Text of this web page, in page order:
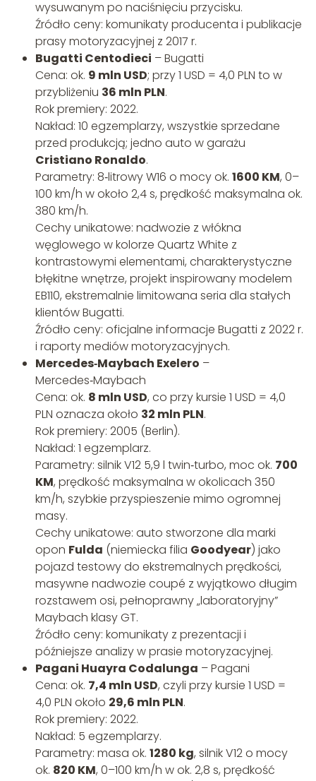
wysuwanym po naciśnięciu przycisku.
Źródło ceny: komunikaty producenta i publikacje
prasy motoryzacyjnej z 2017 r.
Bugatti Centodieci – Bugatti
Cena: ok. 9 mln USD; przy 1 USD = 4,0 PLN to w
przybliżeniu 36 mln PLN.
Rok premiery: 2022.
Nakład: 10 egzemplarzy, wszystkie sprzedane
przed produkcją; jedno auto w garażu
Cristiano Ronaldo.
Parametry: 8‑litrowy W16 o mocy ok. 1600 KM, 0–
100 km/h w około 2,4 s, prędkość maksymalna ok.
380 km/h.
Cechy unikatowe: nadwozie z włókna
węglowego w kolorze Quartz White z
kontrastowymi elementami, charakterystyczne
błękitne wnętrze, projekt inspirowany modelem
EB110, ekstremalnie limitowana seria dla stałych
klientów Bugatti.
Źródło ceny: oficjalne informacje Bugatti z 2022 r.
i raporty mediów motoryzacyjnych.
Mercedes‑Maybach Exelero –
Mercedes‑Maybach
Cena: ok. 8 mln USD, co przy kursie 1 USD = 4,0
PLN oznacza około 32 mln PLN.
Rok premiery: 2005 (Berlin).
Nakład: 1 egzemplarz.
Parametry: silnik V12 5,9 l twin‑turbo, moc ok. 700
KM, prędkość maksymalna w okolicach 350
km/h, szybkie przyspieszenie mimo ogromnej
masy.
Cechy unikatowe: auto stworzone dla marki
opon Fulda (niemiecka filia Goodyear) jako
pojazd testowy do ekstremalnych prędkości,
masywne nadwozie coupé z wyjątkowo długim
rozstawem osi, pełnoprawny „laboratoryjny”
Maybach klasy GT.
Źródło ceny: komunikaty z prezentacji i
późniejsze analizy w prasie motoryzacyjnej.
Pagani Huayra Codalunga – Pagani
Cena: ok. 7,4 mln USD, czyli przy kursie 1 USD =
4,0 PLN około 29,6 mln PLN.
Rok premiery: 2022.
Nakład: 5 egzemplarzy.
Parametry: masa ok. 1280 kg, silnik V12 o mocy
ok. 820 KM, 0–100 km/h w ok. 2,8 s, prędkość